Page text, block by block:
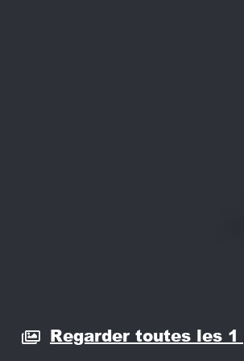
Regarder toutes les